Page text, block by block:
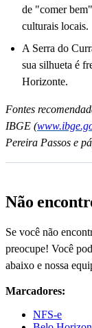
de "comer
culturais locais.
A Serra do
sua silhueta é
Horizonte.
Fontes
IBGE (
Pereira Passos e
Não
Se você não
preocupe! Você
abaixo e nossa
Marcadores:
NFS-e